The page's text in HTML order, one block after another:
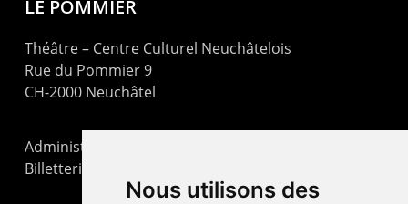
Nous utilisons des
LE POMMIER
Théâtre – Centre Culturel Neuchâtelois
Rue du Pommier 9
CH-2000 Neuchâtel
Administration : +41 32 725 03 03
Billetterie : +41 32 725 05 05